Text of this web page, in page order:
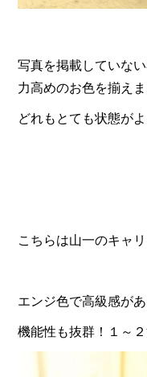
写真を掲載していな
力高めのお色を揃えま
どれもとても状態が
こちらは山一のキャリ
エンジ色で高級感が
機能性も抜群！１～